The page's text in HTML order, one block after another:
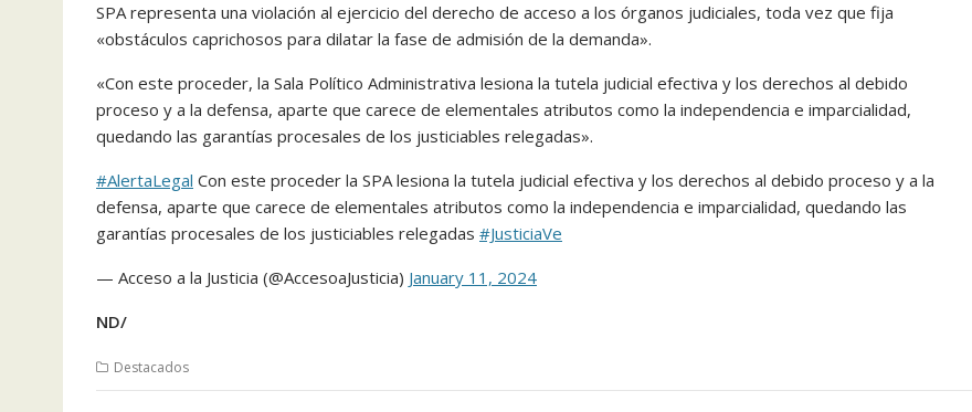
SPA representa una violación al ejercicio del derecho de acceso a los órganos judiciales, toda vez que fija
«obstáculos caprichosos para dilatar la fase de admisión de la demanda».
«Con este proceder, la Sala Político Administrativa lesiona la tutela judicial efectiva y los derechos al debido
proceso y a la defensa, aparte que carece de elementales atributos como la independencia e imparcialidad,
quedando las garantías procesales de los justiciables relegadas».
#AlertaLegal Con este proceder la SPA lesiona la tutela judicial efectiva y los derechos al debido proceso y a la
defensa, aparte que carece de elementales atributos como la independencia e imparcialidad, quedando las
garantías procesales de los justiciables relegadas #JusticiaVe
— Acceso a la Justicia (@AccesoaJusticia) January 11, 2024
ND/
Destacados